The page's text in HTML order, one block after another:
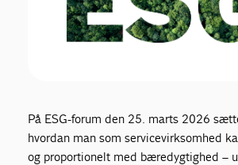
På ESG-forum den 25. marts 2026
hvordan man som servicevirksomhed
og proportionelt med bæredygtighed –